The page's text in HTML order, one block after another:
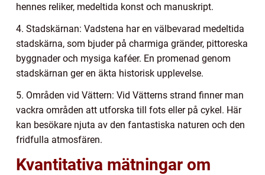
hennes reliker, medeltida konst och manuskript.
4. Stadskärnan: Vadstena har en välbevarad medeltida
stadskärna, som bjuder på charmiga gränder, pittoreska
byggnader och mysiga kaféer. En promenad genom
stadskärnan ger en äkta historisk upplevelse.
5. Områden vid Vättern: Vid Vätterns strand finner man
vackra områden att utforska till fots eller på cykel. Här
kan besökare njuta av den fantastiska naturen och den
fridfulla atmosfären.
Kvantitativa mätningar om